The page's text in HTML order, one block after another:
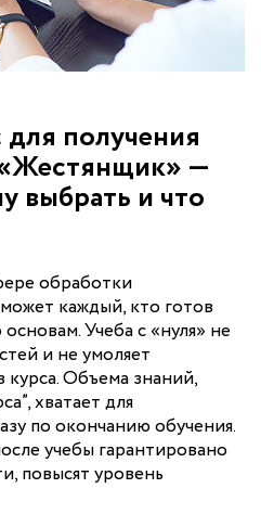
получения
—
выбрать и что
обработки
каждый, кто готов
Учеба с «нуля» не
и не умоляет
курса. Объема знаний,
хватает для
по окончанию обучения.
учебы гарантировано
повысят уровень